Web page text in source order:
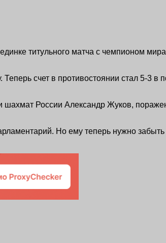
титульного матча с чемпионом
счет в противостоянии стал 5-3 в
России Александр Жуков,
Но ему теперь нужно